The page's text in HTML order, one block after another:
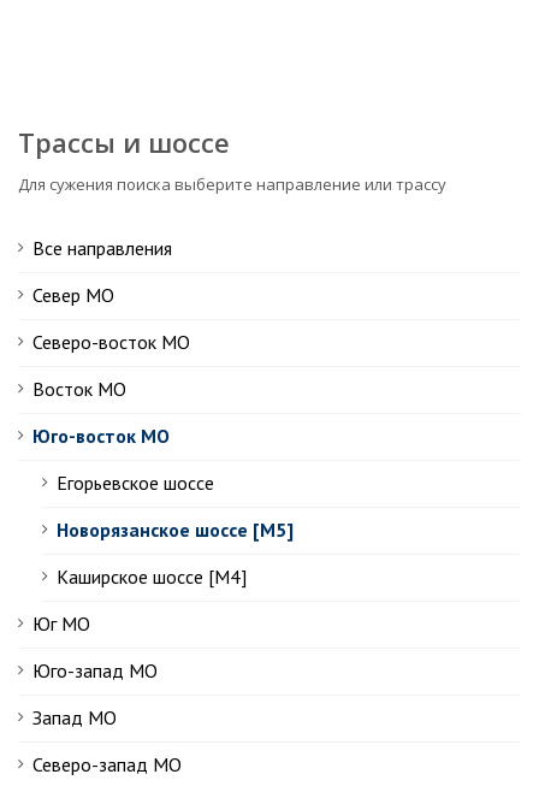
Трассы и шоссе
Для сужения поиска выберите направление или трассу
Все направления
Север МО
Северо-восток МО
Восток МО
Юго-восток МО
Егорьевское шоссе
Новорязанское шоссе [М5]
Каширское шоссе [М4]
Юг МО
Юго-запад МО
Запад МО
Северо-запад МО